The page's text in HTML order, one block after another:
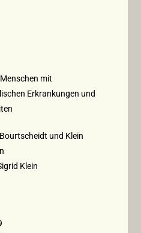
mit
Erkrankungen und
und Klein
Klein